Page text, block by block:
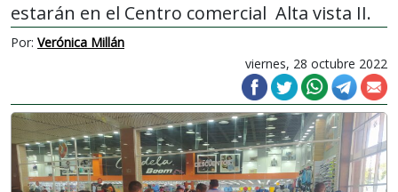
estarán en el Centro comercial Alta vista II.
Por: Verónica Millán
viernes, 28 octubre 2022